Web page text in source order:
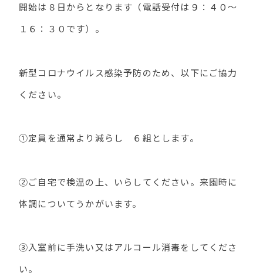
開始は８日からとなります（電話受付は９：４０～
１６：３０です）。
新型コロナウイルス感染予防のため、以下にご協力
ください。
①定員を通常より減らし ６組とします。
②ご自宅で検温の上、いらしてください。来園時に
体調についてうかがいます。
③入室前に手洗い又はアルコール消毒をしてくださ
い。